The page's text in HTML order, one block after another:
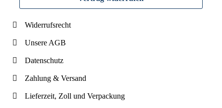
Widerrufsrecht
Unsere AGB
Datenschutz
Zahlung & Versand
Lieferzeit, Zoll und Verpackung